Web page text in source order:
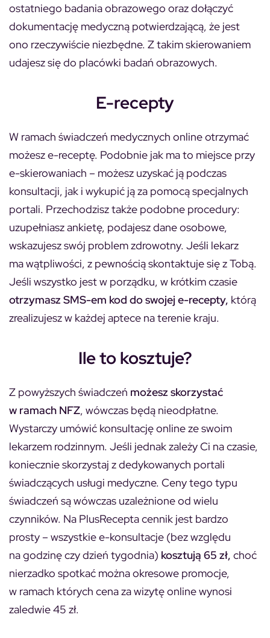
ostatniego badania obrazowego oraz dołączyć
dokumentację medyczną potwierdzającą, że jest
ono rzeczywiście niezbędne. Z takim skierowaniem
udajesz się do placówki badań obrazowych.
E-recepty
W ramach świadczeń medycznych online otrzymać
możesz e-receptę. Podobnie jak ma to miejsce przy
e-skierowaniach – możesz uzyskać ją podczas
konsultacji, jak i wykupić ją za pomocą specjalnych
portali. Przechodzisz także podobne procedury:
uzupełniasz ankietę, podajesz dane osobowe,
wskazujesz swój problem zdrowotny. Jeśli lekarz
ma wątpliwości, z pewnością skontaktuje się z Tobą.
Jeśli wszystko jest w porządku, w krótkim czasie
otrzymasz SMS-em kod do swojej e-recepty, którą
zrealizujesz w każdej aptece na terenie kraju.
Ile to kosztuje?
Z powyższych świadczeń możesz skorzystać
w ramach NFZ, wówczas będą nieodpłatne.
Wystarczy umówić konsultację online ze swoim
lekarzem rodzinnym. Jeśli jednak zależy Ci na czasie,
koniecznie skorzystaj z dedykowanych portali
świadczących usługi medyczne. Ceny tego typu
świadczeń są wówczas uzależnione od wielu
czynników. Na PlusRecepta cennik jest bardzo
prosty – wszystkie e-konsultacje (bez względu
na godzinę czy dzień tygodnia) kosztują 65 zł, choć
nierzadko spotkać można okresowe promocje,
w ramach których cena za wizytę online wynosi
zaledwie 45 zł.